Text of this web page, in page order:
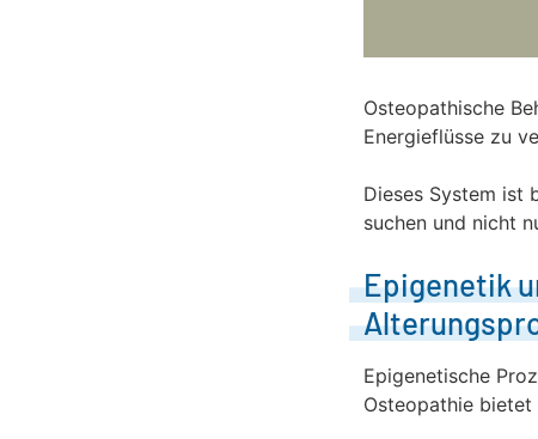
Osteopathische
Energieflüsse zu
Dieses System ist
suchen und nicht
Epigenetik
Epigenetische
Osteopathie